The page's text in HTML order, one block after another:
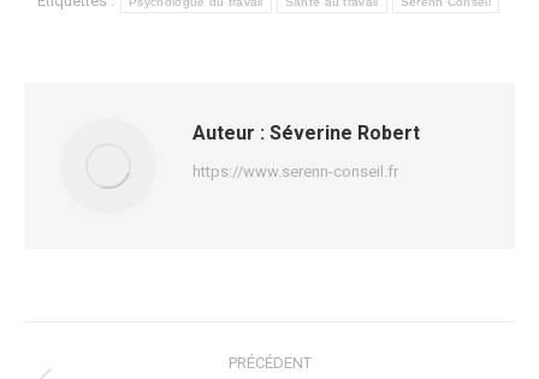
Auteur : Séverine Robert
https://www.serenn-conseil.fr
PRÉCÉDENT